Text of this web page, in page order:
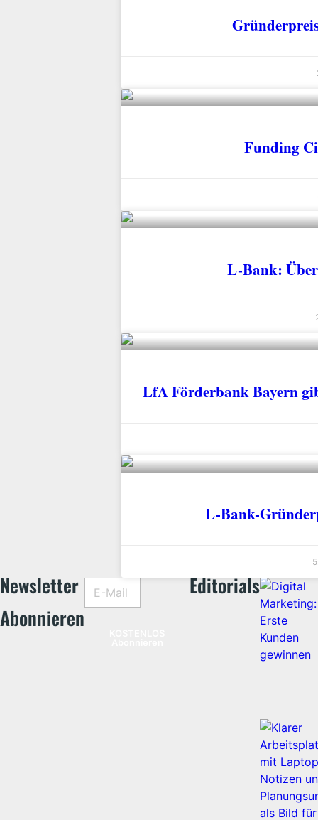
Funding
L-Bank:
LfA Förderbank Bayern
L-Bank-
Newsletter
Abonnieren​
Editorials